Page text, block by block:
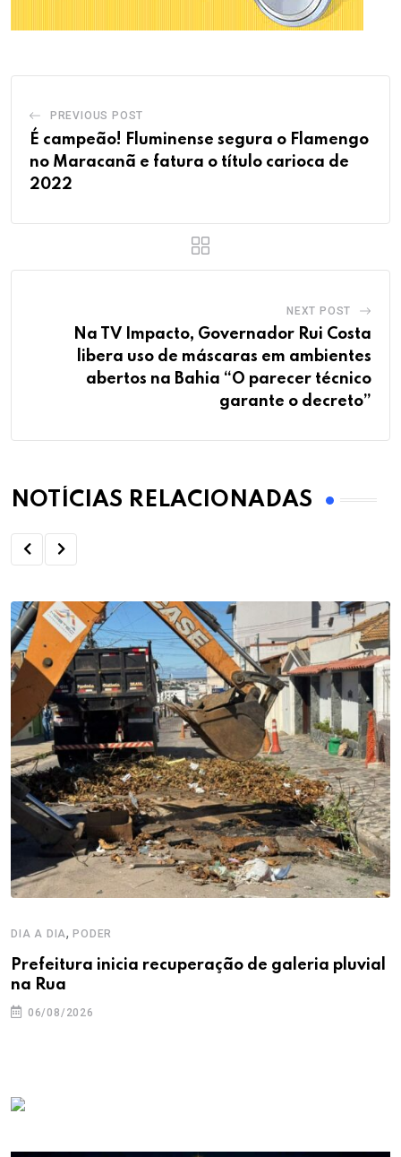
PREVIOUS POST
É campeão! Fluminense segura o Flamengo
no Maracanã e fatura o título carioca de
2022
NEXT POST
Na TV Impacto, Governador Rui Costa
libera uso de máscaras em ambientes
abertos na Bahia “O parecer técnico
garante o decreto”
NOTÍCIAS RELACIONADAS
DIA A DIA,PODER
Prefeitura inicia recuperação de galeria pluvial
na Rua
06/08/2026